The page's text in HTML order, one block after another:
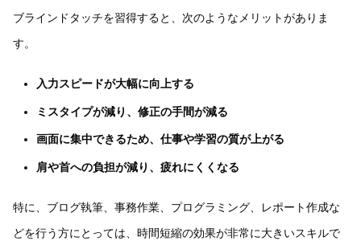
ブラインドタッチを習得すると、次のようなメリットがありま
す。
入力スピードが大幅に向上する
ミスタイプが減り、修正の手間が減る
画面に集中できるため、仕事や学習の質が上がる
肩や首への負担が減り、疲れにくくなる
特に、ブログ執筆、事務作業、プログラミング、レポート作成な
どを行う方にとっては、時間短縮の効果が非常に大きいスキルで